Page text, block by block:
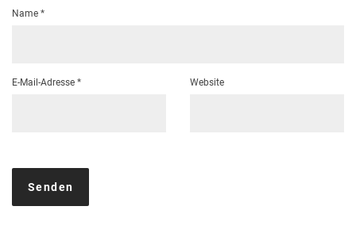
Name *
E-Mail-Adresse * Website